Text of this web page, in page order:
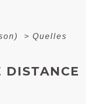
> Quelles
DISTANCE